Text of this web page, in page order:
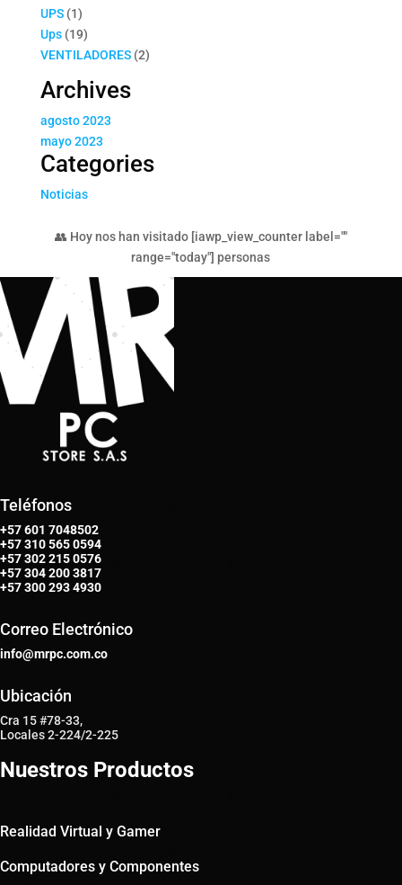
UPS 11
producto
Ups 1919
productos
VENTILADORES 22
Archives
agosto 2023
mayo 2023
Categories
Noticias
👥 Hoy nos han visitado [iawp_view_counter label=""
range="today"] personas
Teléfonos
+57 601 7048502
+57310 565 0594
+57302 215 0576
+57304 200 3817
+57300 293 4930
Correo Electrónico
info@mrpc.com.co
Ubicación
Cra 15 #78-33,
Locales 2-224/2-225
Nuestros Productos
Realidad Virtual y Gamer
Computadores y Componentes